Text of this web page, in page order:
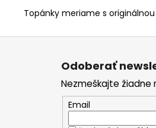
Topánky meriame s
Z
Odoberať
Nezmeškajte žiadne
Email